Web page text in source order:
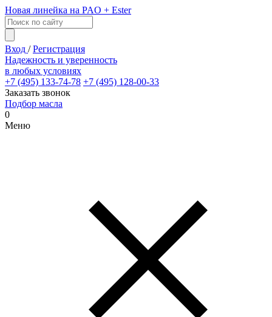
Новая линейка на PAO + Ester
Вход /Регистрация
Надежность и уверенность
в любых условиях
+7 (495) 133-74-78 +7 (495) 128-00-33
Заказать звонок
Подбор масла
0
Меню